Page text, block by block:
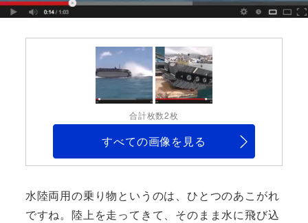
合計枚数2枚
すべての画像を見る
水陸両用の乗り物というのは、ひとつのあこがれ
ですね。陸上を走ってきて、そのまま水に飛び込